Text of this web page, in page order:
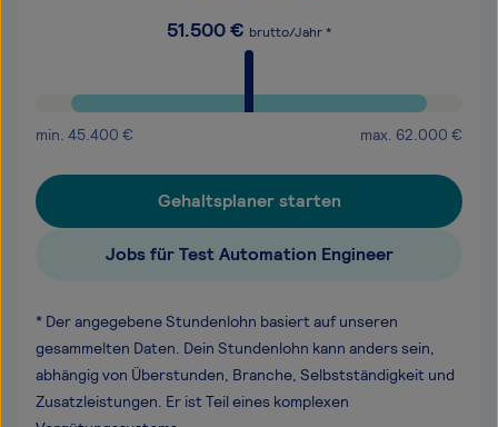
51.500€ brutto/Jahr *
min. 45.400 € max. 62.000 €
Gehaltsplaner starten
Jobs für Test Automation Engineer
* Der angegebene Stundenlohn basiert auf unseren
gesammelten Daten. Dein Stundenlohn kann anders sein,
abhängig von Überstunden, Branche, Selbstständigkeit und
Zusatzleistungen. Er ist Teil eines komplexen